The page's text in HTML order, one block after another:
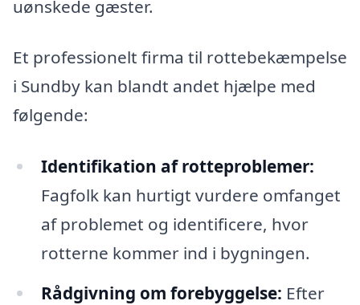
uønskede gæster.
Et professionelt firma til rottebekæmpelse
i Sundby kan blandt andet hjælpe med
følgende:
Identifikation af rotteproblemer:
Fagfolk kan hurtigt vurdere omfanget
af problemet og identificere, hvor
rotterne kommer ind i bygningen.
Rådgivning om forebyggelse: Efter